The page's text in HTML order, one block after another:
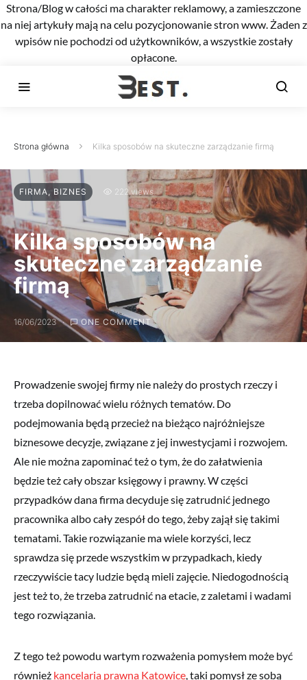
Strona/Blog w całości ma charakter reklamowy, a zamieszczone
na niej artykuły mają na celu pozycjonowanie stron www. Żaden z
wpisów nie pochodzi od użytkowników, a wszystkie zostały
opłacone.
Strona główna Kilka sposobów na skuteczne zarządzanie firmą
FIRMA, BIZNES 222 views
Kilka sposobów na
skuteczne zarządzanie
firmą
16/06/2023 ONE COMMENT
Prowadzenie swojej firmy nie należy do prostych rzeczy i
trzeba dopilnować wielu różnych tematów. Do
podejmowania będą przecież na bieżąco najróżniejsze
biznesowe decyzje, związane z jej inwestycjami i rozwojem.
Ale nie można zapominać też o tym, że do załatwienia
będzie też cały obszar księgowy i prawny. W części
przypadków dana firma decyduje się zatrudnić jednego
pracownika albo cały zespół do tego, żeby zajął się takimi
tematami. Takie rozwiązanie ma wiele korzyści, lecz
sprawdza się przede wszystkim w przypadkach, kiedy
rzeczywiście tacy ludzie będą mieli zajęcie. Niedogodnością
jest też to, że trzeba zatrudnić na etacie, z zaletami i wadami
tego rozwiązania.
Z tego też powodu wartym rozważenia pomysłem może być
również kancelaria prawna Katowice, taki pomysł ze sobą